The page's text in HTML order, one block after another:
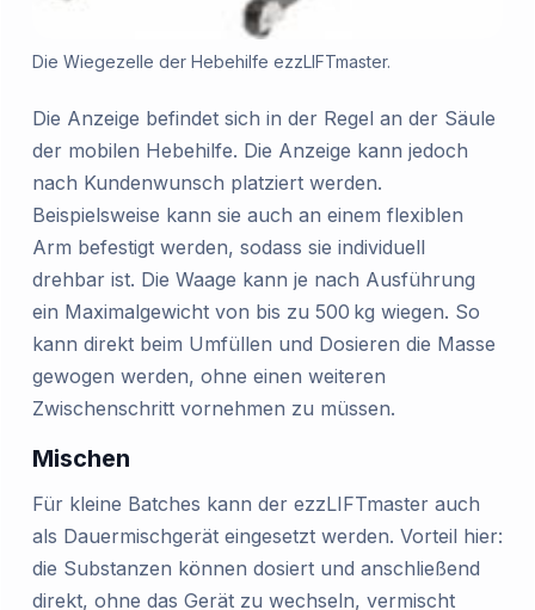
Die Wiegezelle der Hebehilfe ezzLIFTmaster.
Die Anzeige befindet sich in der Regel an der Säule
der mobilen Hebehilfe. Die Anzeige kann jedoch
nach Kundenwunsch platziert werden.
Beispielsweise kann sie auch an einem flexiblen
Arm befestigt werden, sodass sie individuell
drehbar ist. Die Waage kann je nach Ausführung
ein Maximalgewicht von bis zu 500 kg wiegen. So
kann direkt beim Umfüllen und Dosieren die Masse
gewogen werden, ohne einen weiteren
Zwischenschritt vornehmen zu müssen.
Mischen
Für kleine Batches kann der ezzLIFTmaster auch
als Dauermischgerät eingesetzt werden. Vorteil hier:
die Substanzen können dosiert und anschließend
direkt, ohne das Gerät zu wechseln, vermischt